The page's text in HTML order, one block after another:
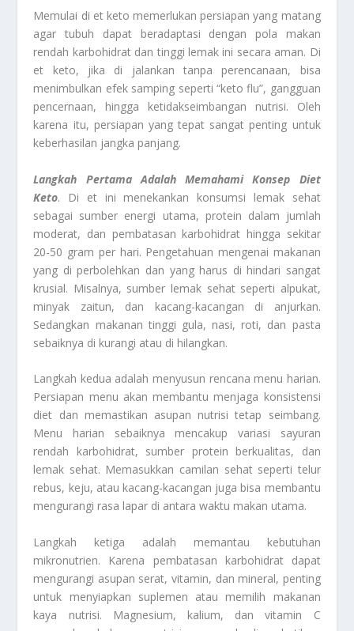
Memulai di et keto memerlukan persiapan yang matang
agar tubuh dapat beradaptasi dengan pola makan
rendah karbohidrat dan tinggi lemak ini secara aman. Di
et keto, jika di jalankan tanpa perencanaan, bisa
menimbulkan efek samping seperti “keto flu”, gangguan
pencernaan, hingga ketidakseimbangan nutrisi. Oleh
karena itu, persiapan yang tepat sangat penting untuk
keberhasilan jangka panjang.
Langkah Pertama Adalah Memahami Konsep Diet
Keto. Di et ini menekankan konsumsi lemak sehat
sebagai sumber energi utama, protein dalam jumlah
moderat, dan pembatasan karbohidrat hingga sekitar
20-50 gram per hari. Pengetahuan mengenai makanan
yang di perbolehkan dan yang harus di hindari sangat
krusial. Misalnya, sumber lemak sehat seperti alpukat,
minyak zaitun, dan kacang-kacangan di anjurkan.
Sedangkan makanan tinggi gula, nasi, roti, dan pasta
sebaiknya di kurangi atau di hilangkan.
Langkah kedua adalah menyusun rencana menu harian.
Persiapan menu akan membantu menjaga konsistensi
diet dan memastikan asupan nutrisi tetap seimbang.
Menu harian sebaiknya mencakup variasi sayuran
rendah karbohidrat, sumber protein berkualitas, dan
lemak sehat. Memasukkan camilan sehat seperti telur
rebus, keju, atau kacang-kacangan juga bisa membantu
mengurangi rasa lapar di antara waktu makan utama.
Langkah ketiga adalah memantau kebutuhan
mikronutrien. Karena pembatasan karbohidrat dapat
mengurangi asupan serat, vitamin, dan mineral, penting
untuk menyiapkan suplemen atau memilih makanan
kaya nutrisi. Magnesium, kalium, dan vitamin C